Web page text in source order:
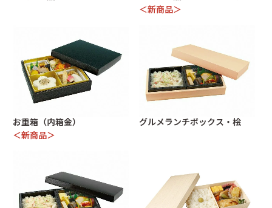
お重箱（内側朱）
御料理 黒金砂目
御料理 黒金砂目（組）
グルメランチボックス 桧
グルメボックス 黒
うなぎ蒲焼折
そば容器 黒
手提げ紙袋・風呂敷
季節の敷紙（大）
季節の敷紙（小）
よくあるご質問
＜新商品＞
お重箱（内箱金）
＜新商品＞
グルメランチボックス・桧